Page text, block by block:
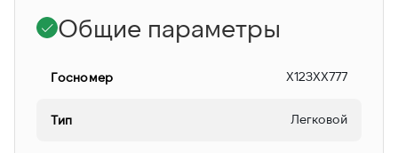
Общие параметры
Госномер Х123ХХ777
Тип Легковой